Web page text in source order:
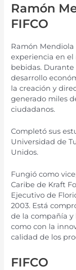
Ramón
FIFCO
Ramón Mendiola
experiencia en el
bebidas. Durante
desarrollo econó
la creación y dire
generado miles
ciudadanos.
Completó sus est
Universidad de
Unidos.
Fungió como
Caribe de Kraft
Ejecutivo de
2003. Está
de la compañía y
como con la
calidad de los
FIFCO